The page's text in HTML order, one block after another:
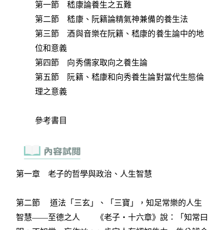
第一節 嵇康論養生之五難
第二節 嵇康、阮籍論精氣神兼備的養生法
第三節 酒與音樂在阮籍、嵇康的養生論中的地
位和意義
第四節 向秀儒家取向之養生論
第五節 阮籍、嵇康和向秀養生論對當代生態倫
理之意義
參考書目